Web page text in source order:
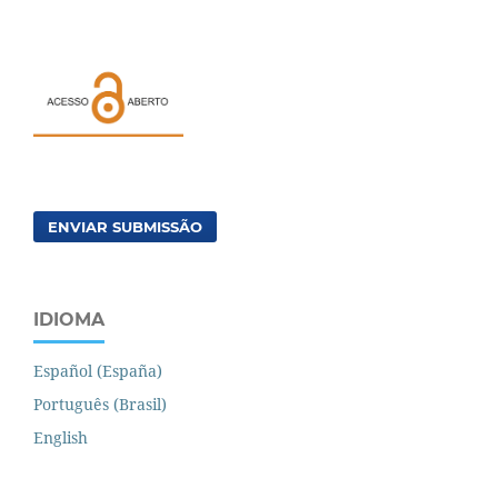
ENVIAR SUBMISSÃO
IDIOMA
Español (España)
Português (Brasil)
English